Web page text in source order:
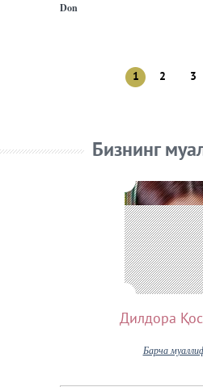
Don
1 2 3
Бизнинг
Дилдора
Барча